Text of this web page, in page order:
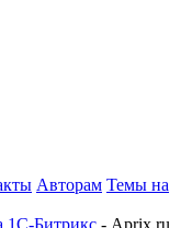
Авторам Темы на